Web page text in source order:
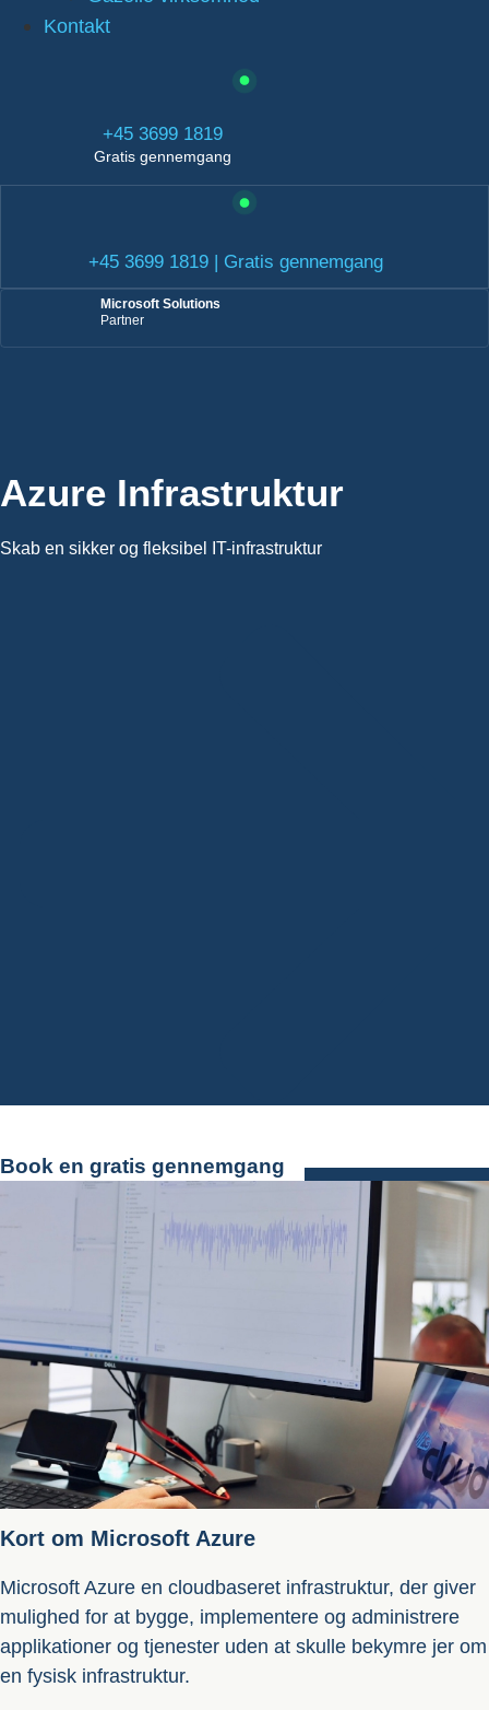
Kontakt
+45 3699 1819
Gratis gennemgang
+45 3699 1819 | Gratis gennemgang
Microsoft Solutions
Partner
Azure Infrastruktur
Skab en sikker og fleksibel IT-infrastruktur
Book en gratis gennemgang
Kort om Microsoft Azure
Microsoft Azure en cloudbaseret infrastruktur, der giver
mulighed for at bygge, implementere og administrere
applikationer og tjenester uden at skulle bekymre jer om
en fysisk infrastruktur.